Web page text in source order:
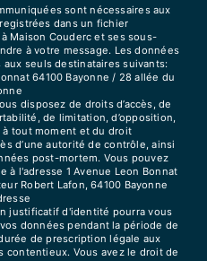
sont nécessaires aux
dans un fichier
Maison Couderc et ses sous-
à votre message. Les données
seuls destinataires suivants:
64100 Bayonne / 28 allée du
disposez de droits d’accès, de
de limitation, d’opposition,
tout moment et du droit
d’une autorité de contrôle, ainsi
post-mortem. Vous pouvez
à l'adresse 1 Avenue Leon Bonnat
Robert Lafon, 64100 Bayonne
justificatif d'identité pourra vous
données pendant la période de
de prescription légale aux
Vous avez le droit de